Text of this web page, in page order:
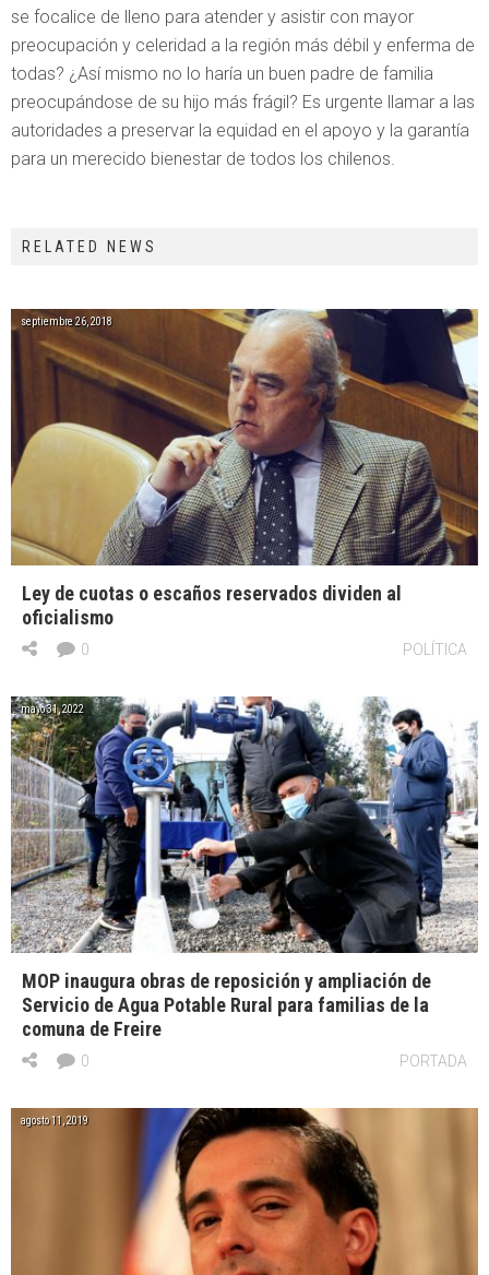
se focalice de lleno para atender y asistir con mayor
preocupación y celeridad a la región más débil y enferma de
todas? ¿Así mismo no lo haría un buen padre de familia
preocupándose de su hijo más frágil? Es urgente llamar a las
autoridades a preservar la equidad en el apoyo y la garantía
para un merecido bienestar de todos los chilenos.
RELATED NEWS
septiembre 26, 2018
Ley de cuotas o escaños reservados dividen al
oficialismo
POLÍTICA
0
mayo 31, 2022
MOP inaugura obras de reposición y ampliación de
Servicio de Agua Potable Rural para familias de la
comuna de Freire
PORTADA
0
agosto 11, 2019